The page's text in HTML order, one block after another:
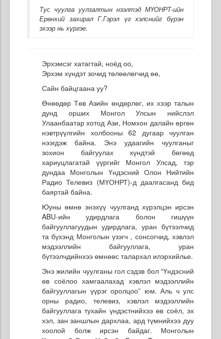
Тус чуулга уулзалтын нээлтэд МҮОНРТ-ийн
Ерөнхий захирал Г.Гэрэл үг хэлснийг бүрэн
эхээр нь хүргэе.
Эрхэмсэг хатагтай, ноёд оо,
Эрхэм хүндэт зочид төлөөлөгчид өө,
Сайн байцгаана уу?
Өнөөдөр Төв Азийн өндөрлөг, их хээр талын
дунд орших Монгол Улсын нийслэл
Улаанбаатар хотод Ази, Номхон далайн өргөн
нэвтрүүлгийн холбооны 62 дугаар чуулган
нээгдэж байна. Энэ удаагийн чуулганыг
зохион байгуулах хүндтэй бөгөөд
хариуцлагатай үүргийг Монгол Улсад, тэр
дундаа Монголын Үндэсний Олон Нийтийн
Радио Телевиз (МҮОНРТ)-д даалгасанд бид
баяртай байна.
Юуны өмнө энэхүү чуулганд хүрэлцэн ирсэн
ABU-ийн удирдлага болон гишүүн
байгууллагуудын удирдлага, уран бүтээлчид
та бүхэнд Монголын үзэгч , сонсогчид, хэвлэл
мэдээллийн байгууллага, уран
бүтээлчдийнхээ өмнөөс талархал илэрхийлье.
Энэ жилийн чуулганы гол сэдэв бол “Үндэсний
өв соёлоо хамгаалахад хэвлэл мэдээллийн
байгууллагын үүрэг оролцоо” юм. Аль ч улс
орны радио, телевиз, хэвлэл мэдээллийн
байгууллага тухайн үндэстнийхээ өв соёл, эх
хэл, зан заншлын дархлаа, ард түмнийхээ дуу
хоолой болж ирсэн байдаг. Монголын